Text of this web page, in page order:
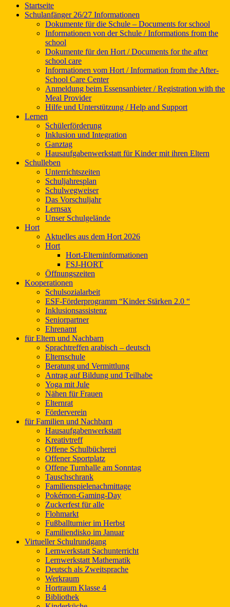
oben
scrollen
Startseite
Schulanfänger 26/27 Informationen
Dokumente für die Schule – Documents for school
Informationen von der Schule / Informations from the
school
Dokumente für den Hort / Documents for the after
school care
Informationen vom Hort / Information from the After-
School Care Center
Anmeldung beim Essensanbieter / Registration with the
Meal Provider
Hilfe und Unterstützung / Help and Support
Lernen
Schülerförderung
Inklusion und Integration
Ganztag
Hausaufgabenwerkstatt für Kinder mit ihren Eltern
Schulleben
Unterrichtszeiten
Schuljahresplan
Schulwegweiser
Das Vorschuljahr
Lernsax
Unser Schulgelände
Hort
Aktuelles aus dem Hort 2026
Hort
Hort-Elterninformationen
FSJ-HORT
Öffnungszeiten
Kooperationen
Schulsozialarbeit
ESF-Förderprogramm “Kinder Stärken 2.0 “
Inklusionsassistenz
Seniorpartner
Ehrenamt
für Eltern und Nachbarn
Sprachtreffen arabisch – deutsch
Elternschule
Beratung und Vermittlung
Antrag auf Bildung und Teilhabe
Yoga mit Jule
Nähen für Frauen
Elternrat
Förderverein
für Familien und Nachbarn
Hausaufgabenwerkstatt
Kreativtreff
Offene Schulbücherei
Offener Sportplatz
Offene Turnhalle am Sonntag
Tauschschrank
Familienspielenachmittage
Pokémon-Gaming-Day
Zuckerfest für alle
Flohmarkt
Fußballturnier im Herbst
Familiendisko im Januar
Virtueller Schulrundgang
Lernwerkstatt Sachunterricht
Lernwerkstatt Mathematik
Deutsch als Zweitsprache
Werkraum
Hortraum Klasse 4
Bibliothek